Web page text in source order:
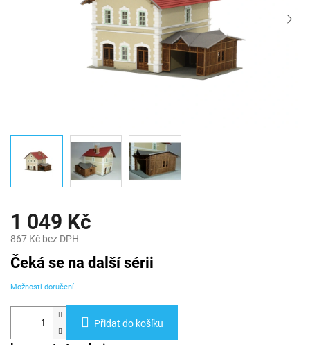
1 049 Kč
867 Kč bez DPH
Měrná
cena:
Čeká se na další sérii
Možnosti doručení
Přidat do košíku